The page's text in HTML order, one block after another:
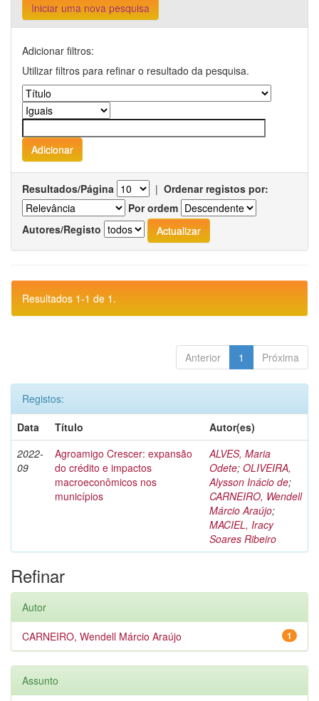
Iniciar uma nova pesquisa
Adicionar filtros:
Utilizar filtros para refinar o resultado da pesquisa.
Resultados/Página | Ordenar registos por:
Por ordem
Autores/Registo
Resultados 1-1 de 1.
Anterior 1 Próxima
Registos:
Data
Título
Autor(es)
2022-
09
Agroamigo Crescer: expansão
do crédito e impactos
macroeconômicos nos
municípios
ALVES, Maria
Odete; OLIVEIRA,
Alysson Inácio de;
CARNEIRO, Wendell
Márcio Araújo;
MACIEL, Iracy
Soares Ribeiro
Refinar
Autor
1
CARNEIRO, Wendell Márcio Araújo
Assunto